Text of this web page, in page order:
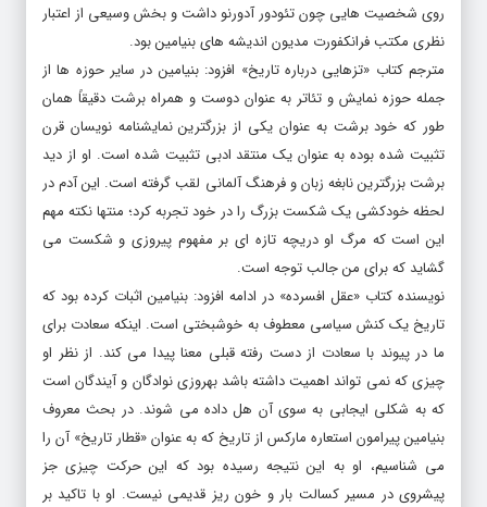
روی شخصیت هایی چون تئودور آدورنو داشت و بخش وسیعی از اعتبار
نظری مکتب فرانکفورت مدیون اندیشه های بنیامین بود.
مترجم کتاب «تزهایی درباره تاریخ» افزود: بنیامین در سایر حوزه ها از
جمله حوزه نمایش و تئاتر به عنوان دوست و همراه برشت دقیقاً همان
طور که خود برشت به عنوان یکی از بزرگترین نمایشنامه نویسان قرن
تثبیت شده بوده به عنوان یک منتقد ادبی تثبیت شده است. او از دید
برشت بزرگترین نابغه زبان و فرهنگ آلمانی لقب گرفته است. این آدم در
لحظه خودکشی یک شکست بزرگ را در خود تجربه کرد؛ منتها نکته مهم
این است که مرگ او دریچه تازه ای بر مفهوم پیروزی و شکست می
گشاید که برای من جالب توجه است.
نویسنده کتاب «عقل افسرده» در ادامه افزود: بنیامین اثبات کرده بود که
تاریخ یک کنش سیاسی معطوف به خوشبختی است. اینکه سعادت برای
ما در پیوند با سعادت از دست رفته قبلی معنا پیدا می کند. از نظر او
چیزی که نمی تواند اهمیت داشته باشد بهروزی نوادگان و آیندگان است
که به شکلی ایجابی به سوی آن هل داده می شوند. در بحث معروف
بنیامین پیرامون استعاره مارکس از تاریخ که به عنوان «قطار تاریخ» آن را
می شناسیم، او به این نتیجه رسیده بود که این حرکت چیزی جز
پیشروی در مسیر کسالت بار و خون ریز قدیمی نیست. او با تاکید بر